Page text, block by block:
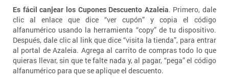
Es fácil canjear los Cupones Descuento Azaleia. Primero, dale
clic al enlace que dice “ver cupón” y copia el código
alfanumérico usando la herramienta “copy” de tu dispositivo.
Después, dale clic al link que dice “visita la tienda”, para entrar
al portal de Azaleia. Agrega al carrito de compras todo lo que
quieras llevar, sin que te falte nada y, al pagar, “pega” el código
alfanumérico para que se aplique el descuento.